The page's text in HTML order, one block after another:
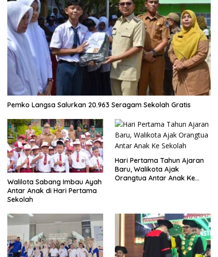
Pemko Langsa Salurkan 20.963 Seragam Sekolah Gratis
Walilota Sabang Imbau Ayah
Antar Anak di Hari Pertama
Sekolah
Hari Pertama Tahun Ajaran
Baru, Walikota Ajak
Orangtua Antar Anak Ke